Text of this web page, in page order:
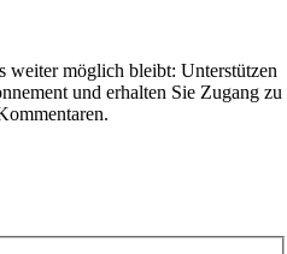
weiter möglich bleibt: Unterstützen
und erhalten Sie Zugang zu